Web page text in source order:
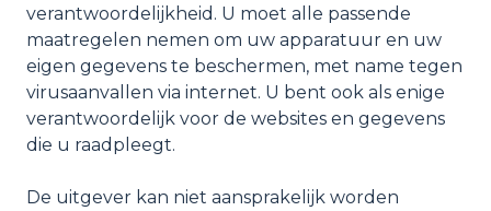
verantwoordelijkheid. U moet alle passende
maatregelen nemen om uw apparatuur en uw
eigen gegevens te beschermen, met name tegen
virusaanvallen via internet. U bent ook als enige
verantwoordelijk voor de websites en gegevens
die u raadpleegt.
De uitgever kan niet aansprakelijk worden